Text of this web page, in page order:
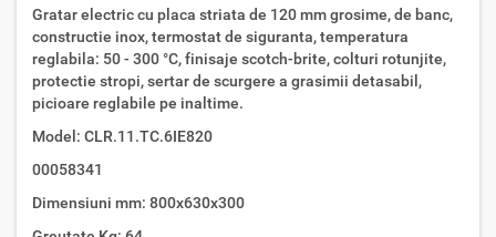
Gratar electric cu placa striata de 120 mm grosime, de banc,
constructie inox, termostat de siguranta, temperatura
reglabila: 50 - 300 °C, finisaje scotch-brite, colturi rotunjite,
protectie stropi, sertar de scurgere a grasimii detasabil,
picioare reglabile pe inaltime.
Model: CLR.11.TC.6IE820
00058341
Dimensiuni mm: 800x630x300